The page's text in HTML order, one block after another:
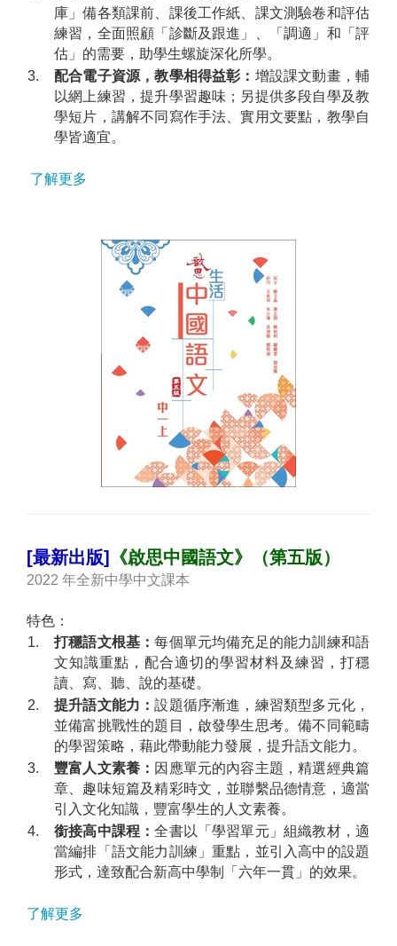
庫」備各類課前、課後工作紙、課文測驗卷和評估
練習，全面照顧「診斷及跟進」、「調適」和「評
估」的需要，助學生螺旋深化所學。
3.
配合電子資源，教學相得益彰： 增設課文動畫，輔
以網上練習，提升學習趣味；另提供多段自學及教
學短片，講解不同寫作手法、實用文要點，教學自
學皆適宜。
了解更多
[最新出版] 《啟思中國語文》（第五版）
2022 年全新中學中文課本
特色：
1.
打穩語文根基：每個單元均備充足的能力訓練和語
文知識重點，配合適切的學習材料及練習，打穩
讀、寫、聽、說的基礎。
2.
提升語文能力：設題循序漸進，練習類型多元化，
並備富挑戰性的題目，啟發學生思考。備不同範疇
的學習策略，藉此帶動能力發展，提升語文能力。
3.
豐富人文素養： 因應單元的內容主題，精選經典篇
章、趣味短篇及精彩時文，並聯繫品德情意，適當
引入文化知識，豐富學生的人文素養。
4.
銜接高中課程：全書以「學習單元」組織教材，適
當編排「語文能力訓練」重點，並引入高中的設題
形式，達致配合新高中學制「六年一貫」的效果。
了解更多